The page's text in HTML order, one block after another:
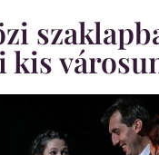
kis